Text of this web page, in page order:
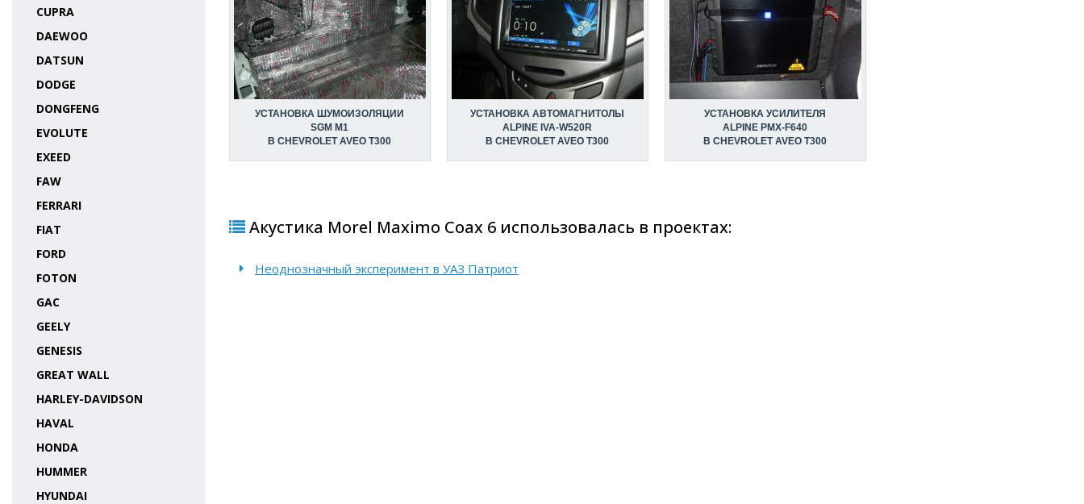
CUPRA
DAEWOO
DATSUN
DODGE
DONGFENG
EVOLUTE
EXEED
FAW
FERRARI
FIAT
FORD
FOTON
GAC
GEELY
GENESIS
GREAT WALL
HARLEY-DAVIDSON
HAVAL
HONDA
HUMMER
HYUNDAI
УСТАНОВКА ШУМОИЗОЛЯЦИИ
SGM M1
В CHEVROLET AVEO T300
УСТАНОВКА АВТОМАГНИТОЛЫ
ALPINE IVA-W520R
В CHEVROLET AVEO T300
УСТАНОВКА УСИЛИТЕЛЯ
ALPINE PMX-F640
В CHEVROLET AVEO T300
Акустика Morel Maximo Coax 6 использовалась в проектах:
Неоднозначный эксперимент в УАЗ Патриот